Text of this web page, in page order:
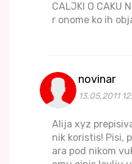
CALJKI O CAKU
r onome ko ih
novinar
13.05.2011
Alija xyz
nik koristis! Pisi,
ara pod nikom